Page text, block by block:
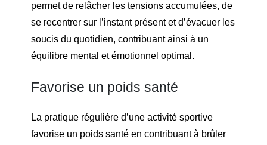
permet de relâcher les tensions accumulées, de
se recentrer sur l’instant présent et d’évacuer les
soucis du quotidien, contribuant ainsi à un
équilibre mental et émotionnel optimal.
Favorise un poids santé
La pratique régulière d’une activité sportive
favorise un poids santé en contribuant à brûler